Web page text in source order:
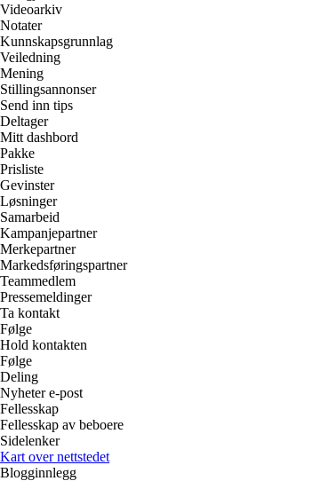
Videoarkiv
Notater
Kunnskapsgrunnlag
Veiledning
Mening
Stillingsannonser
Send inn tips
Deltager
Mitt dashbord
Pakke
Prisliste
Gevinster
Løsninger
Samarbeid
Kampanjepartner
Merkepartner
Markedsføringspartner
Teammedlem
Pressemeldinger
Ta kontakt
Følge
Hold kontakten
Følge
Deling
Nyheter e-post
Fellesskap
Fellesskap av beboere
Sidelenker
Kart over nettstedet
Blogginnlegg